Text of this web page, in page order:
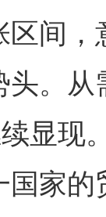
间
头。
显
国家